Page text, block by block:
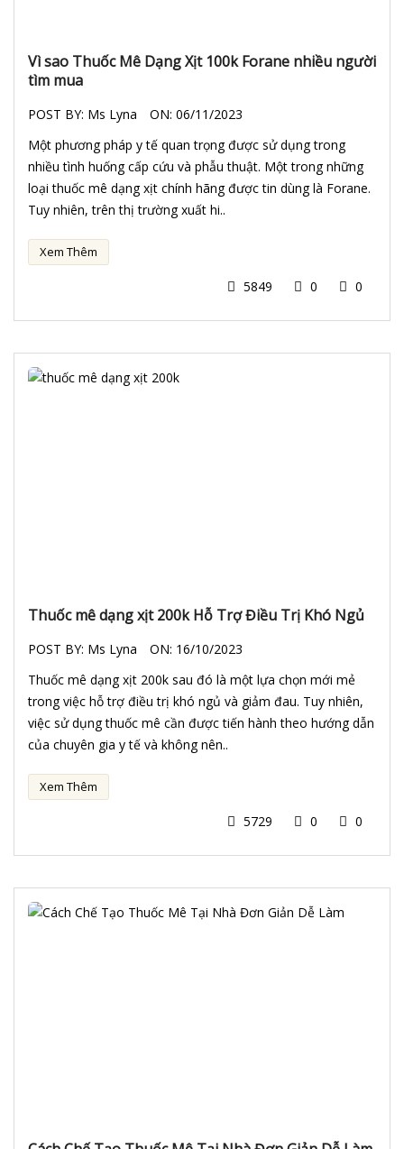
Vì sao Thuốc Mê Dạng Xịt 100k Forane nhiều người
tìm mua
POST BY: Ms Lyna ON: 06/11/2023
Một phương pháp y tế quan trọng được sử dụng trong
nhiều tình huống cấp cứu và phẫu thuật. Một trong những
loại thuốc mê dạng xịt chính hãng được tin dùng là Forane.
Tuy nhiên, trên thị trường xuất hi..
Xem Thêm
5849 0 0
Thuốc mê dạng xịt 200k Hỗ Trợ Điều Trị Khó Ngủ
POST BY: Ms Lyna ON: 16/10/2023
Thuốc mê dạng xịt 200k sau đó là một lựa chọn mới mẻ
trong việc hỗ trợ điều trị khó ngủ và giảm đau. Tuy nhiên,
việc sử dụng thuốc mê cần được tiến hành theo hướng dẫn
của chuyên gia y tế và không nên..
Xem Thêm
5729 0 0